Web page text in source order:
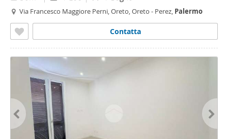
Via Francesco Maggiore Perni, Oreto, Oreto - Perez, Palermo
Contatta